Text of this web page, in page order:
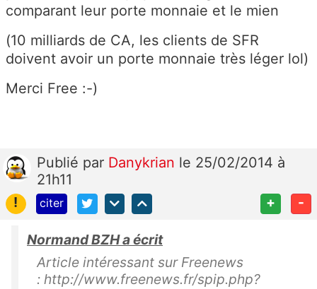
comparant leur porte monnaie et le mien
(10 milliards de CA, les clients de SFR
doivent avoir un porte monnaie très léger lol)
Merci Free :-)
Publié par Danykrian le 25/02/2014 à
21h11
!
citer + -
Normand BZH a écrit
Article intéressant sur Freenews
: http://www.freenews.fr/spip.php?